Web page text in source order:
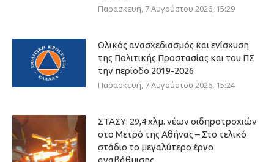
Παρασκευή, 7 Αυγούστου 2026, 15:29
Ολικός ανασχεδιασμός και ενίσχυση
της Πολιτικής Προστασίας και του ΠΣ
την περίοδο 2019-2026
Παρασκευή, 7 Αυγούστου 2026, 15:24
ΣΤΑΣΥ: 29,4 χλμ. νέων σιδηροτροχιών
στο Μετρό της Αθήνας – Στο τελικό
στάδιο το μεγαλύτερο έργο
αναβάθμισης